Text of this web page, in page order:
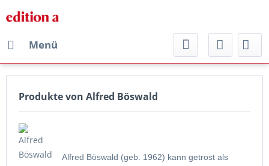
Menü
Produkte von Alfred Böswald
Alfred Böswald (geb. 1962) kann getrost als